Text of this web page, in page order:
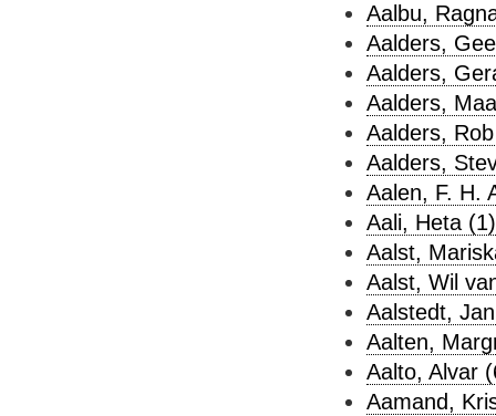
Aalbu,
Aalders,
Aalders,
Aalders,
Aalders,
Aalders,
Aalen, F. H.
Aali, Heta (1)
Aalst,
Aalst, Wil
Aalstedt,
Aalten,
Aalto, Alvar
Aamand,